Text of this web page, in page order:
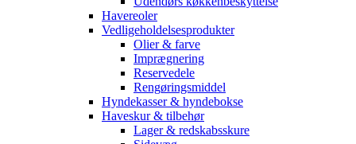
Havereoler
Vedligeholdelsesprodukter
Olier & farve
Imprægnering
Reservedele
Rengøringsmiddel
Hyndekasser & hyndebokse
Haveskur & tilbehør
Lager & redskabsskure